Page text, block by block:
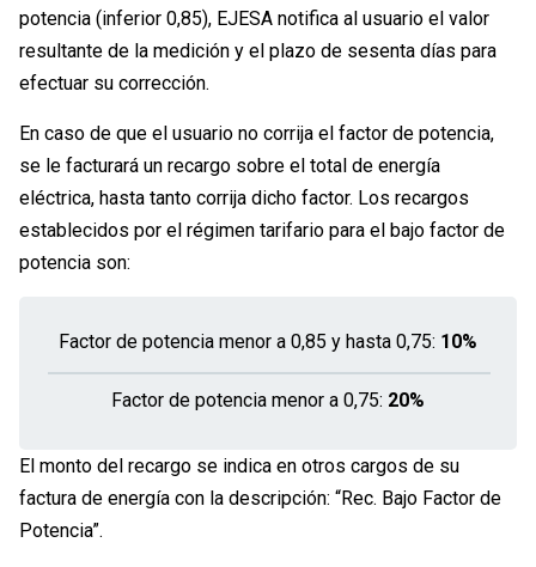
potencia (inferior 0,85), EJESA notifica al usuario el valor
resultante de la medición y el plazo de sesenta días para
efectuar su corrección.
En caso de que el usuario no corrija el factor de potencia,
se le facturará un recargo sobre el total de energía
eléctrica, hasta tanto corrija dicho factor. Los recargos
establecidos por el régimen tarifario para el bajo factor de
potencia son:
Factor de potencia menor a 0,85 y hasta 0,75: 10%
Factor de potencia menor a 0,75: 20%
El monto del recargo se indica en otros cargos de su
factura de energía con la descripción: “Rec. Bajo Factor de
Potencia”.